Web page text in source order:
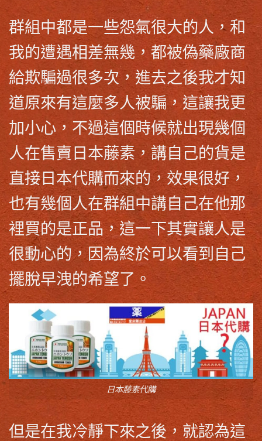
群組中都是一些怨氣很大的人，和
我的遭遇相差無幾，都被偽藥廠商
給欺騙過很多次，進去之後我才知
道原來有這麼多人被騙，這讓我更
加小心，不過這個時候就出現幾個
人在售賣日本藤素 ，講自己的貨是
直接日本代購而來的，效果很好，
也有幾個人在群組中講自己在他那
裡買的是正品，這一下其實讓人是
很動心的，因為終於可以看到自己
擺脫早洩的希望了。
日本藤素代購
但是在我冷靜下來之後，就認為這